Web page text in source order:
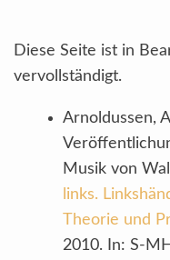
Diese Seite ist in
vervollständigt.
Arnoldussen,
Musik von
links.
Theorie und
2010. In: S-